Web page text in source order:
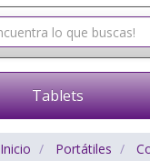
Tablets
Inicio Portátiles